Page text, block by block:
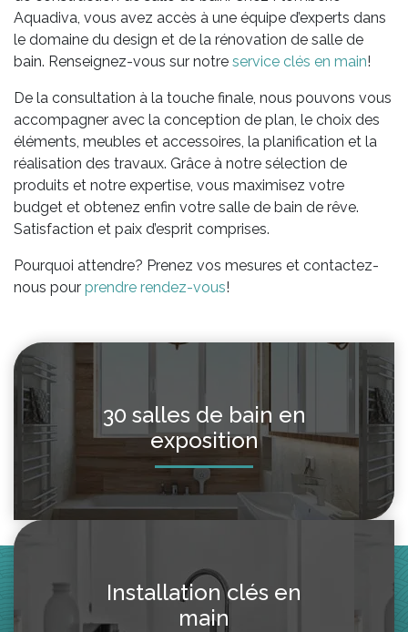
Aquadiva, vous avez accès à une équipe d’experts dans
le domaine du design et de la rénovation de salle de
bain. Renseignez-vous sur notre service clés en main!
De la consultation à la touche finale, nous pouvons vous
accompagner avec la conception de plan, le choix des
éléments, meubles et accessoires, la planification et la
réalisation des travaux. Grâce à notre sélection de
produits et notre expertise, vous maximisez votre
budget et obtenez enfin votre salle de bain de rêve.
Satisfaction et paix d’esprit comprises.
Pourquoi attendre? Prenez vos mesures et contactez-
nous pour prendre rendez-vous!
30 salles de bain en
exposition
Installation clés en
main